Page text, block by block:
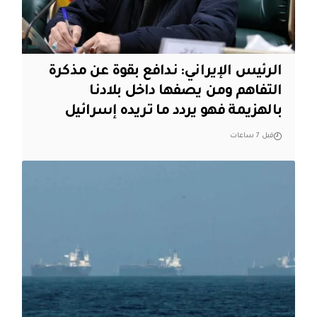
الرئيس الإيراني: ندافع بقوة عن مذكرة
التفاهم ومن يصفها داخل بلادنا
بالهزيمة فهو يردد ما تريده إسرائيل
قبل 7 ساعات